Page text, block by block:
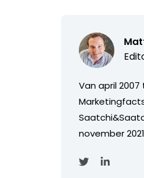
Van april
november